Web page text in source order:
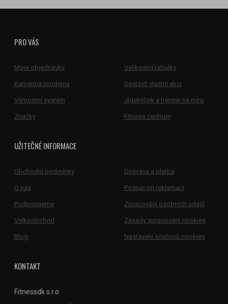
PRO VÁS
Moje objednávky Velikostní tabulky
Kamenná prodejna Sestavit vlastní akci
Věrnostní systém Jídelníček a trénink na míru
Značky Fitness centrum
UŽITEČNÉ INFORMACE
Obchodní podmínky Doprava a platba
O nás Postup při reklamaci
Podporujeme Zpracování osobních údajů
Velkoobchod Zásady zpracování cookies
Blog Nastavení souborů cookies
KONTAKT
Fitnessdk s.r.o